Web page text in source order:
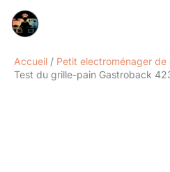
Accueil
Petit electroménager de
Test du grille-pain Gastroback
Rechercher